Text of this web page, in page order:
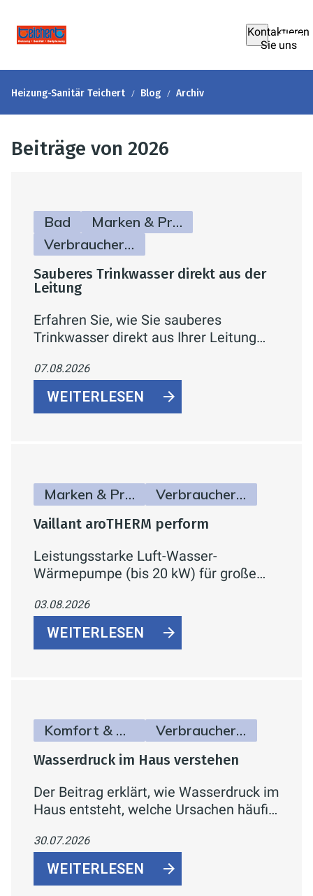
Kontaktieren
Sie uns
Heizung-Sanitär Teichert Blog Archiv
Beiträge von 2026
Bad
Marken & Produkte
Verbraucherinfos
Sauberes Trinkwasser direkt aus der
Leitung
Erfahren Sie, wie Sie sauberes
Trinkwasser direkt aus Ihrer Leitung
RAUTITAN von REHAU - ein effizientes
und sicheres Trinkwassersystem, das
höchste Wasserqualität garantiert.
07.08.2026
WEITERLESEN
Marken & Produkte Verbraucherinfos
Vaillant aroTHERM perform
Leistungsstarke Luft-Wasser-
Wärmepumpe (bis 20 kW) für große
– mit hoher Vorlauftemperatur,
flexibler Aufstellung und Smart-Home-
Anbindung.
03.08.2026
WEITERLESEN
Komfort & Hygiene Verbraucherinfos
Wasserdruck im Haus verstehen
Der Beitrag erklärt, wie Wasserdruck im
Haus entsteht, welche Ursachen häufig
sich das Problem systematisch
eingrenzen lässt.
30.07.2026
WEITERLESEN